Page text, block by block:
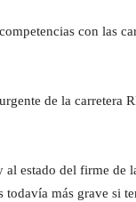
con las
de la
estado del firme de
más grave si